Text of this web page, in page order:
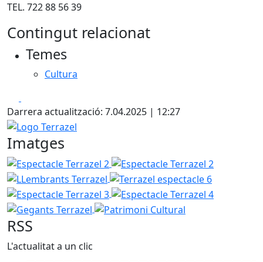
TEL. 722 88 56 39
Contingut relacionat
Temes
Cultura
Darrera actualització: 7.04.2025 | 12:27
Logo Terrazel
Imatges
Espectacle Terrazel 2 Espectacle Terrazel 2
Terrazel espectacle 6
Espectacle
Espectacle Terrazel 4
Gegants
Patrimoni Cultural
RSS
L'actualitat a un clic